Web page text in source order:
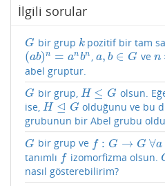
İlgili sorular
G
G bir grup k
kpozitif bir tam
(ab)n = anbn
(ab)n= an bn , a, b ∈ G
a,b∈G ve n
n=
abel gruptur.
G
G bir grup, H ≤ G
H≤ G olsun.
ise, H ⊴ G
H⊴G olduğunu ve bu
grubunun bir Abel grubu
G
G bir grup ve f : G → G
f:G →G ∀a
∀a
tanımlı f
f izomorfizma olsun.
nasıl gösterebilirim?